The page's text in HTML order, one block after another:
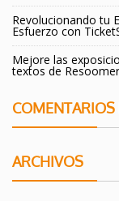
Revolucionando tu
Esfuerzo con
Mejore las
textos de Resoomer
COMENTARIOS
ARCHIVOS